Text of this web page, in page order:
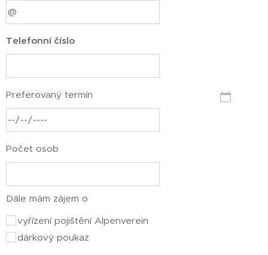
Telefonní číslo
Preferovaný termín
Počet osob
Dále mám zájem o
vyřízení pojištění Alpenverein
dárkový poukaz